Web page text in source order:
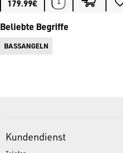
www.bassstoreitaly.com
Angler. Über 50.000 Artikel,
179.99€
Beliebte Begriffe
BASSANGELN
Kundendienst